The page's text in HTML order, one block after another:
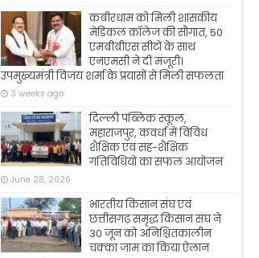
कबीरधाम को मिली शासकीय
मेडिकल कॉलेज की सौगात, 50
एमबीबीएस सीटों के साथ
एनएमसी ने दी मंजूरी।
उपमुख्यमंत्री विजय शर्मा के प्रयासों से मिली सफलता
3 weeks ago
दिल्ली पब्लिक स्कूल,
महाराजपुर, कवर्धा में विविध
शैक्षिक एवं सह-शैक्षिक
गतिविधियों का सफल आयोजन
June 28, 2026
भारतीय किसान संघ एवं
छत्तीसगढ़ समृद्ध किसान संघ ने
30 जून को अनिश्चितकालीन
चक्का जाम का किया ऐलान